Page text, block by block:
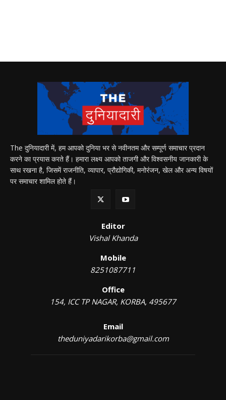
The दुनियादारी में, हम आपको दुनिया भर से नवीनतम और सम्पूर्ण समाचार प्रदान
करने का प्रयास करते हैं। हमारा लक्ष्य आपको ताजगी और विश्वसनीय जानकारी के
साथ रखना है, जिसमें राजनीति, व्यापार, प्रौद्योगिकी, मनोरंजन, खेल और अन्य विषयों
पर समाचार शामिल होते हैं।
Editor
Vishal Khanda
Mobile
8251087711
Office
154, ICC TP NAGAR, KORBA, 495677
Email
theduniyadarikorba@gmail.com